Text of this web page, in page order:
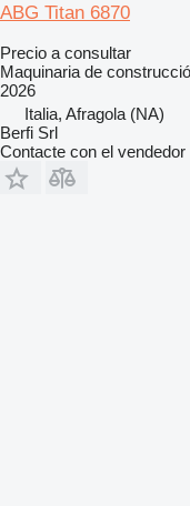
ABG Titan 6870
Precio a consultar
Maquinaria de
2026
Italia, Afragola (NA)
Berfi Srl
Contacte con el vendedor